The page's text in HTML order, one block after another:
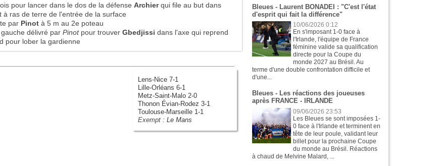
pour lancer dans le dos de la défense Archierqui file au but dans
ras de terre de l'entrée de la surface
par Pinot à 5 m au 2e poteau
délivré par Pinotpour trouver Gbedjissi dans l'axe qui reprend
pour lober la gardienne
Lens-Nice 7-1
Lille-Orléans 6-1
Metz-Saint-Malo 2-0
Thonon Évian-Rodez 3-1
Toulouse-Marseille 1-1
Exempt : Le Mans
Bleues - Laurent BONADEI : "C'est l'état
d'esprit qui fait la différence"
10/06/2026 0:12
En s'imposant 1-0 face à
l'Irlande, l'équipe de France
féminine valide sa qualification
directe pour la Coupe du
monde 2027 au Brésil. Au
terme d'une double confrontation difficile et
d'une...
Bleues - Les réactions des joueuses
après FRANCE - IRLANDE
09/06/2026 23:53
Les Bleues se sont imposées 1-
0 face à l'Irlande et terminent en
tête de leur poule, validant leur
billet pour la prochaine Coupe
du monde au Brésil. Réactions
à chaud de Melvine Malard, ...